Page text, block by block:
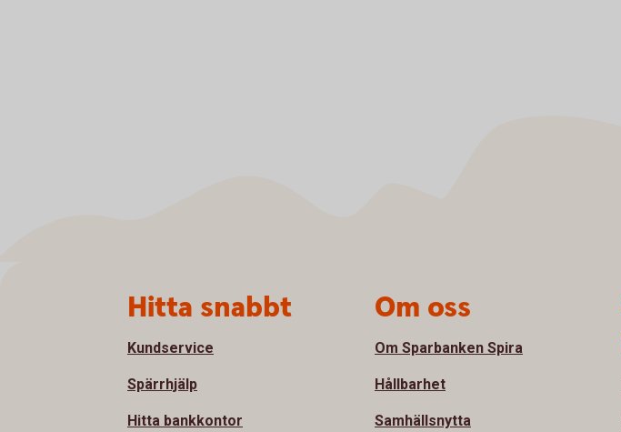
Hitta snabbt
Kundservice
Spärrhjälp
Hitta bankkontor
Om oss
Om Sparbanken Spira
Hållbarhet
Samhällsnytta